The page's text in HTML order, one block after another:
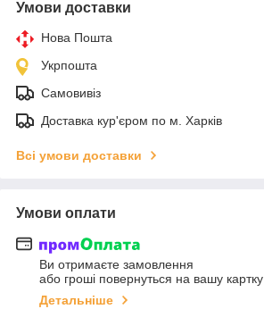
Умови доставки
Нова Пошта
Укрпошта
Самовивіз
Доставка кур'єром по м. Харків
Всі умови доставки
Умови оплати
Ви отримаєте замовлення
або гроші повернуться на вашу картку
Детальніше